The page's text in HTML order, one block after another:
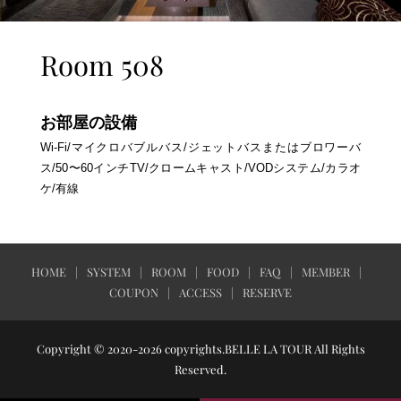
Room 508
お部屋の設備
Wi-Fi/マイクロバブルバス/ジェットバスまたはブロワーバ
ス/50〜60インチTV/クロームキャスト/VODシステム/カラオ
ケ/有線
HOME SYSTEM ROOM FOOD FAQ
MEMBER
COUPON
ACCESS RESERVE
Copyright © 2020-2026 copyrights.BELLE LA TOUR All Rights
Reserved.